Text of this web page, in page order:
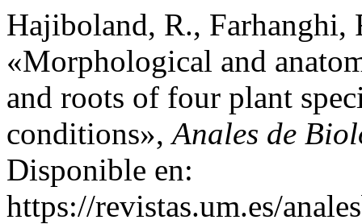
Hajiboland, R.,
«Morphological and
and roots of four plant
conditions»,Anales de
Disponible en:
https://revistas.um.es/